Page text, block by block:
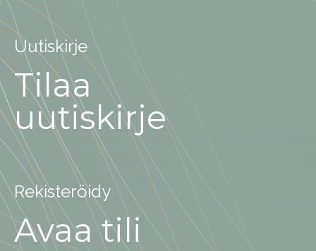
Uutiskirje
Tilaa
uutiskirje
Rekisteröidy
Avaa tili